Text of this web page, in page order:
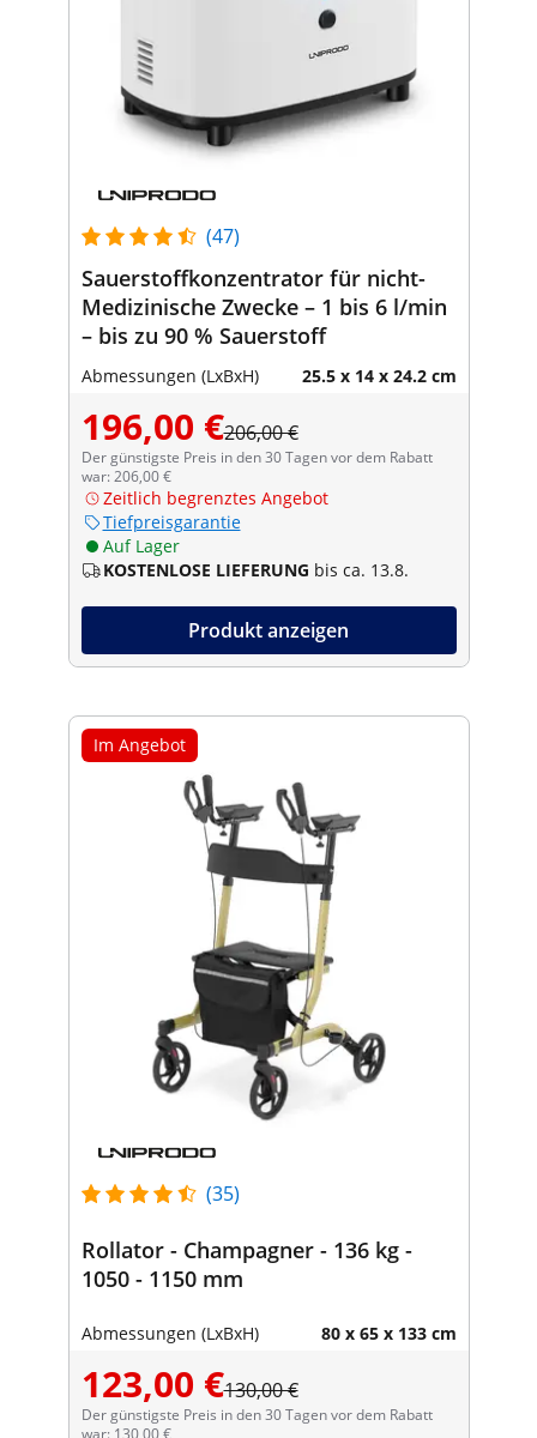
(47)
Sauerstoffkonzentrator für nicht-
Medizinische Zwecke – 1 bis 6 l/min
– bis zu 90 % Sauerstoff
Abmessungen (LxBxH) 25.5 x 14 x 24.2 cm
196,00 €206,00 €
Der günstigste Preis in den 30 Tagen vor dem Rabatt
war: 206,00 €
Zeitlich begrenztes Angebot
Tiefpreisgarantie
Auf Lager
KOSTENLOSE LIEFERUNG bis ca. 13.8.
Produkt anzeigen
Im Angebot
(35)
Rollator - Champagner - 136 kg -
1050 - 1150 mm
Abmessungen (LxBxH) 80 x 65 x 133 cm
123,00 €130,00 €
Der günstigste Preis in den 30 Tagen vor dem Rabatt
war: 130,00 €